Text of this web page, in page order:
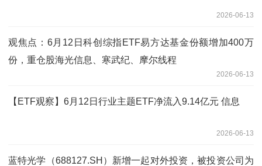
2026-06-13
观焦点：6月12日科创综指ETF易方达基金份额增加400万
份，重仓股海光信息、寒武纪、摩尔线程
2026-06-13
【ETF观察】6月12日行业主题ETF净流入9.14亿元 信息
2026-06-13
蓝特光学（688127.SH）新增一起对外投资，被投资公司为